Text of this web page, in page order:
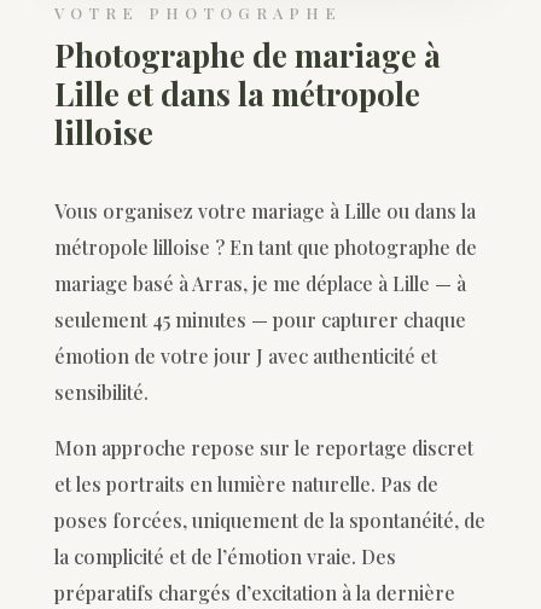
VOTRE PHOTOGRAPHE
Photographe de mariage à
Lille et dans la métropole
lilloise
Vous organisez votre mariage à Lille ou dans la
métropole lilloise ? En tant que photographe de
mariage basé à Arras, je me déplace à Lille — à
seulement 45 minutes — pour capturer chaque
émotion de votre jour J avec authenticité et
sensibilité.
Mon approche repose sur le reportage discret
et les portraits en lumière naturelle. Pas de
poses forcées, uniquement de la spontanéité, de
la complicité et de l’émotion vraie. Des
préparatifs chargés d’excitation à la dernière